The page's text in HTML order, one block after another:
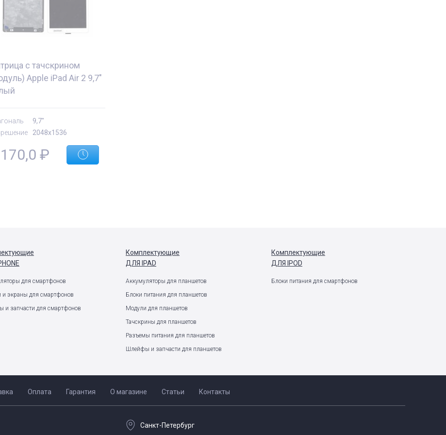
с тачскрином
Apple iPad Air 2 9,7"
9,7"
2048x1536
₽
для смартфонов
и экраны для смартфонов
и запчасти для смартфонов
Комплектующие
ДЛЯ IPAD
Аккумуляторы для планшетов
Блоки питания для планшетов
Модули для планшетов
Тачскрины для планшетов
Разъемы питания для планшетов
Шлейфы и запчасти для планшетов
Комплектующие
ДЛЯ IPOD
Блоки питания для смартфонов
Оплата Гарантия О магазине Статьи Контакты
Санкт-Петербург